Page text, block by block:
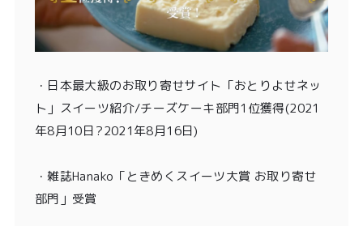
・ 日本最大級のお取り寄せサイト「おとりよせネッ
ト」スイーツ紹介/チーズケーキ部門1位獲得(2021
年8月10日?2021年8月16日)
・雑誌Hanako「ときめくスイーツ大賞 お取り寄せ
部門」受賞